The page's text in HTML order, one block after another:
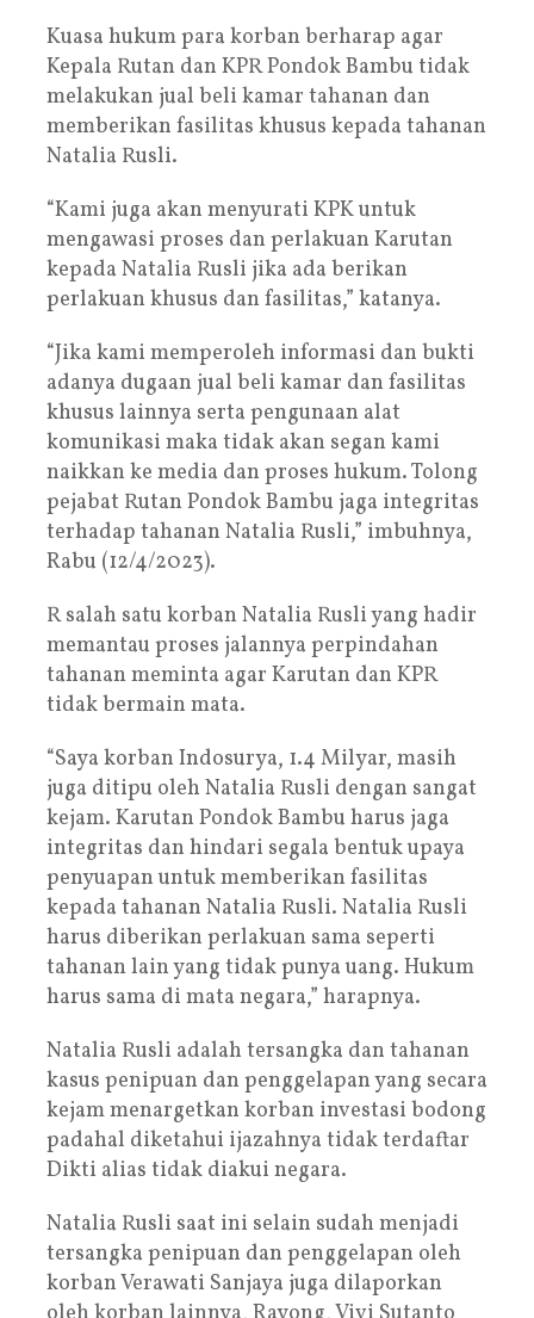
Kuasa hukum para korban berharap agar
Kepala Rutan dan KPR Pondok Bambu tidak
melakukan jual beli kamar tahanan dan
memberikan fasilitas khusus kepada tahanan
Natalia Rusli.
“Kami juga akan menyurati KPK untuk
mengawasi proses dan perlakuan Karutan
kepada Natalia Rusli jika ada berikan
perlakuan khusus dan fasilitas,” katanya.
“Jika kami memperoleh informasi dan bukti
adanya dugaan jual beli kamar dan fasilitas
khusus lainnya serta pengunaan alat
komunikasi maka tidak akan segan kami
naikkan ke media dan proses hukum. Tolong
pejabat Rutan Pondok Bambu jaga integritas
terhadap tahanan Natalia Rusli,” imbuhnya,
Rabu (12/4/2023).
R salah satu korban Natalia Rusli yang hadir
memantau proses jalannya perpindahan
tahanan meminta agar Karutan dan KPR
tidak bermain mata.
“Saya korban Indosurya, 1.4 Milyar, masih
juga ditipu oleh Natalia Rusli dengan sangat
kejam. Karutan Pondok Bambu harus jaga
integritas dan hindari segala bentuk upaya
penyuapan untuk memberikan fasilitas
kepada tahanan Natalia Rusli. Natalia Rusli
harus diberikan perlakuan sama seperti
tahanan lain yang tidak punya uang. Hukum
harus sama di mata negara,” harapnya.
Natalia Rusli adalah tersangka dan tahanan
kasus penipuan dan penggelapan yang secara
kejam menargetkan korban investasi bodong
padahal diketahui ijazahnya tidak terdaftar
Dikti alias tidak diakui negara.
Natalia Rusli saat ini selain sudah menjadi
tersangka penipuan dan penggelapan oleh
korban Verawati Sanjaya juga dilaporkan